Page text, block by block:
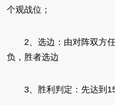
个观战位；
2、选边：由对阵双方任
负，胜者选边
3、胜利判定：先达到